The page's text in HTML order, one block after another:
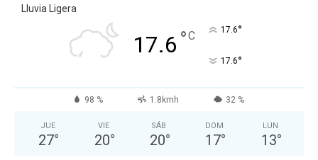
Lluvia Ligera
17.6 °C 17.6°
17.6°
98 % 1.8kmh 32 %
JUE
27°
VIE
20°
SÁB
20°
DOM
17°
LUN
13°